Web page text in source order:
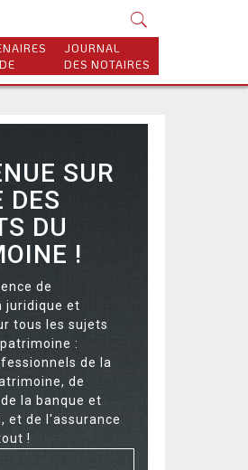
JOURNAL
DES NOTAIRES
SUR
DES
DU
!
de
juridique et
tous les sujets
:
de la
de
la banque et
et de l'assurance
!